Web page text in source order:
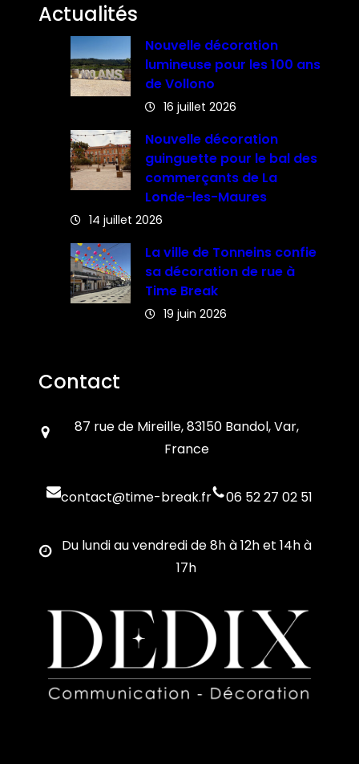
Actualités
Nouvelle décoration
lumineuse pour les 100 ans
de Vollono
16 juillet 2026
Nouvelle décoration
guinguette pour le bal des
commerçants de La
Londe-les-Maures
14 juillet 2026
La ville de Tonneins confie
sa décoration de rue à
Time Break
19 juin 2026
Contact
87 rue de Mireille, 83150 Bandol, Var,
France
contact@time-break.fr 06 52 27 02 51
Du lundi au vendredi de 8h à 12h et 14h à
17h